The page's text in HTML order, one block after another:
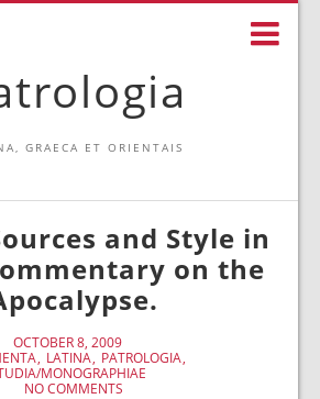
GRAECA ET ORIENTAIS
and Style in
on the
OCTOBER 8, 2009
LATINA
PATROLOGIA
MONOGRAPHIAE
NO COMMENTS